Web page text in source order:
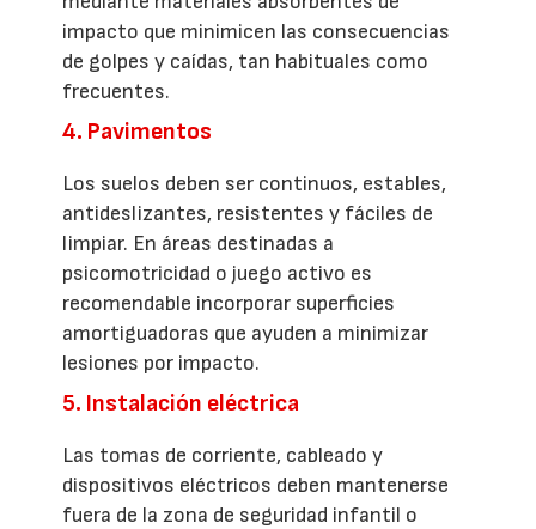
impacto que minimicen las consecuencias
de golpes y caídas, tan habituales como
frecuentes.
4. Pavimentos
Los suelos deben ser continuos, estables,
antideslizantes, resistentes y fáciles de
limpiar. En áreas destinadas a
psicomotricidad o juego activo es
recomendable incorporar superficies
amortiguadoras que ayuden a minimizar
lesiones por impacto.
5. Instalación eléctrica
Las tomas de corriente, cableado y
dispositivos eléctricos deben mantenerse
fuera de la zona de seguridad infantil o